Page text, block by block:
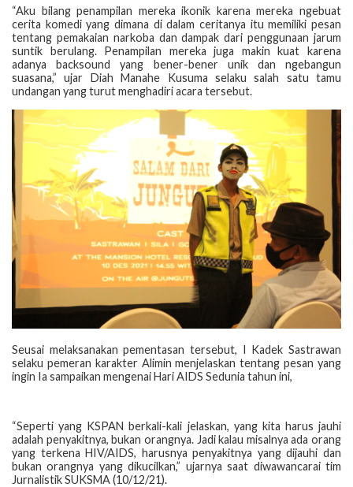
“Aku bilang penampilan mereka ikonik karena mereka ngebuat
cerita komedi yang dimana di dalam ceritanya itu memiliki pesan
tentang pemakaian narkoba dan dampak dari penggunaan jarum
suntik berulang. Penampilan mereka juga makin kuat karena
adanya backsound yang bener-bener unik dan ngebangun
suasana,” ujar Diah Manahe Kusuma selaku salah satu tamu
undangan yang turut menghadiri acara tersebut.
Seusai melaksanakan pementasan tersebut, I Kadek Sastrawan
selaku pemeran karakter Alimin menjelaskan tentang pesan yang
ingin Ia sampaikan mengenai Hari AIDS Sedunia tahun ini,
“Seperti yang KSPAN berkali-kali jelaskan, yang kita harus jauhi
adalah penyakitnya, bukan orangnya. Jadi kalau misalnya ada orang
yang terkena HIV/AIDS, harusnya penyakitnya yang dijauhi dan
bukan orangnya yang dikucilkan,” ujarnya saat diwawancarai tim
Jurnalistik SUKSMA (10/12/21).